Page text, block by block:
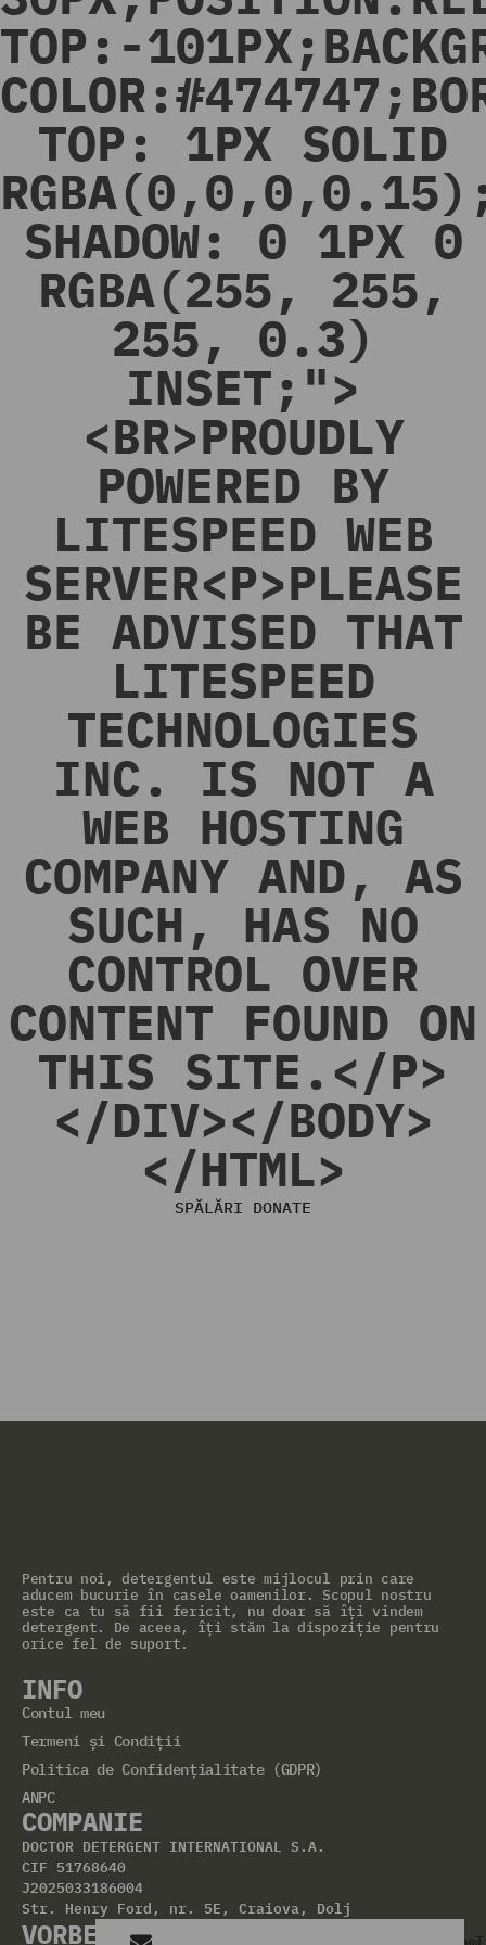
TOP:-
TOP: 1PX SOLID
SHADOW: 0 1PX 0
RGBA(255, 255,
255, 0.3)
INSET;">
<BR>PROUDLY
POWERED BY
LITESPEED WEB
SERVER<P>PLEASE
BE ADVISED THAT
LITESPEED
TECHNOLOGIES
INC. IS NOT A
WEB HOSTING
COMPANY AND, AS
SUCH, HAS NO
CONTROL OVER
CONTENT FOUND ON
THIS SITE.</P>
</DIV></BODY>
</HTML>
SPĂLĂRI DONATE
Pentru noi, detergentul este mijlocul prin care
aducem bucurie în casele oamenilor. Scopul nostru
este ca tu să fii fericit, nu doar să îți vindem
detergent. De aceea, îți stăm la dispoziție pentru
orice fel de suport.
INFO
Contul meu
Termeni și Condiții
Politica de Confidențialitate (GDPR)
ANPC
COMPANIE
DOCTOR DETERGENT INTERNATIONAL S.A.
CIF 51768640
J2025033186004
Str. Henry Ford, nr. 5E, Craiova, Dolj
VORBEȘTE